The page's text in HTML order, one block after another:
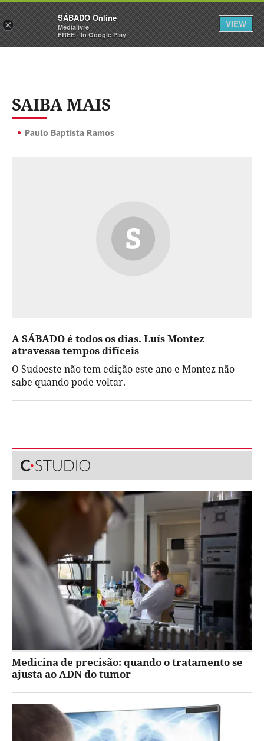
Sábado Assine Iniciar Sessão
SAIBA MAIS
Paulo Baptista Ramos
A SÁBADO é todos os dias. Luís Montez
atravessa tempos difíceis
O Sudoeste não tem edição este ano e Montez não
sabe quando pode voltar.
Medicina de precisão: quando o tratamento se
ajusta ao ADN do tumor
×
SÁBADO Online
Medialivre
FREE - In Google Play
VIEW